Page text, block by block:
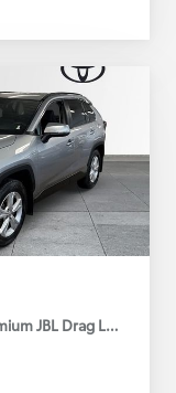
Toyota
När varje jobb
JBL Drag Led ramp